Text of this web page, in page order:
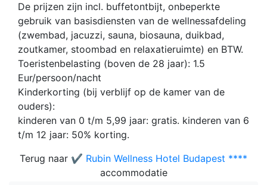
De prijzen zijn incl. buffetontbijt, onbeperkte
gebruik van basisdiensten van de wellnessafdeling
(zwembad, jacuzzi, sauna, biosauna, duikbad,
zoutkamer, stoombad en relaxatieruimte) en BTW.
Toeristenbelasting (boven de 28 jaar): 1.5
Eur/persoon/nacht
Kinderkorting (bij verblijf op de kamer van de
ouders):
kinderen van 0 t/m 5,99 jaar: gratis. kinderen van 6
t/m 12 jaar: 50% korting.
Terug naar ✔️ Rubin Wellness Hotel Budapest ****
accommodatie